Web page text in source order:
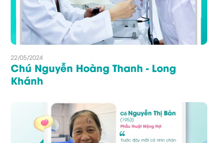
22/05/2024
Chú Nguyễn Hoàng Thanh - Long
Khánh